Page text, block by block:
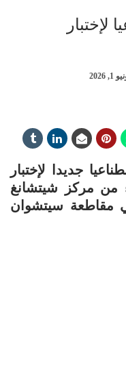
1, 2026
جديدا لإختبار
من مركز شيتشانغ
مقاطعة سيتشوان